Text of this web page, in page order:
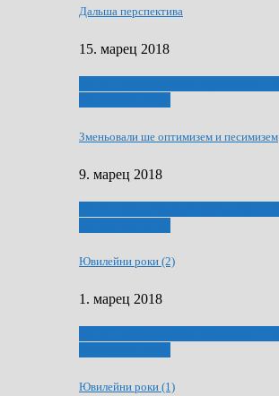
Дальша перспектива
15. марец 2018
Зменьовали ше оптимизем и песимизем
9. марец 2018
Ювилейни роки (2)
1. марец 2018
Ювилейни роки (1)